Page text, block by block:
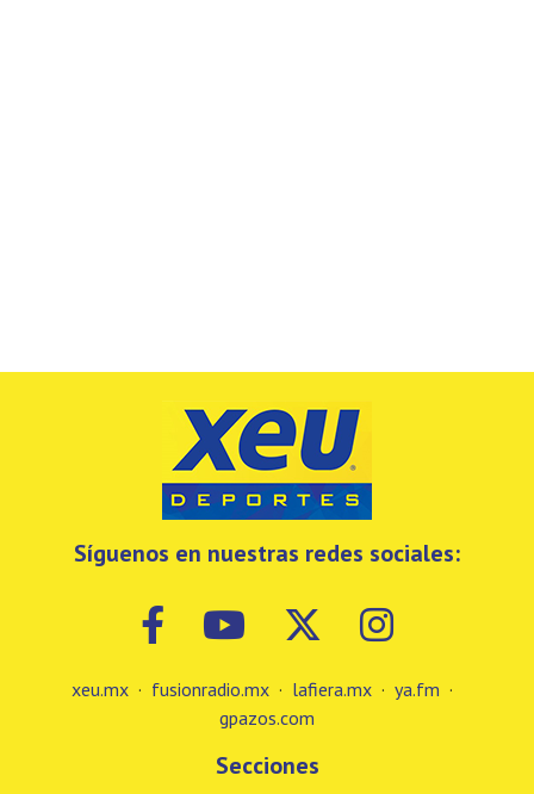
Síguenos en nuestras redes sociales:
xeu.mx · fusionradio.mx · lafiera.mx · ya.fm ·
gpazos.com
Secciones